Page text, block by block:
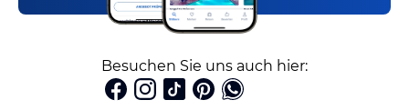
Besuchen Sie uns auch hier: